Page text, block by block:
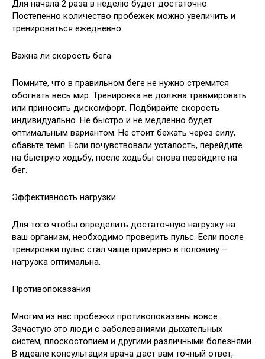
Для начала 2 раза в неделю будет достаточно.
Постепенно количество пробежек можно увеличить и
тренироваться ежедневно.
Важна ли скорость бега
Помните, что в правильном беге не нужно стремится
обогнать весь мир. Тренировка не должна травмировать
или приносить дискомфорт. Подбирайте скорость
индивидуально. Не быстро и не медленно будет
оптимальным вариантом. Не стоит бежать через силу,
сбавьте темп. Если почувствовали усталость, перейдите
на быструю ходьбу, после ходьбы снова перейдите на
бег.
Эффективность нагрузки
Для того чтобы определить достаточную нагрузку на
ваш организм, необходимо проверить пульс. Если после
тренировки пульс стал чаще примерно в половину –
нагрузка оптимальна.
Противопоказания
Многим из нас пробежки противопоказаны вовсе.
Зачастую это люди с заболеваниями дыхательных
систем, плоскостопием и другими различными болезнями.
В идеале консультация врача даст вам точный ответ,